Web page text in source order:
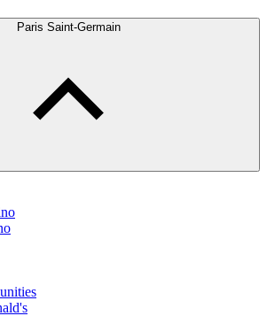
Paris Saint-Germain